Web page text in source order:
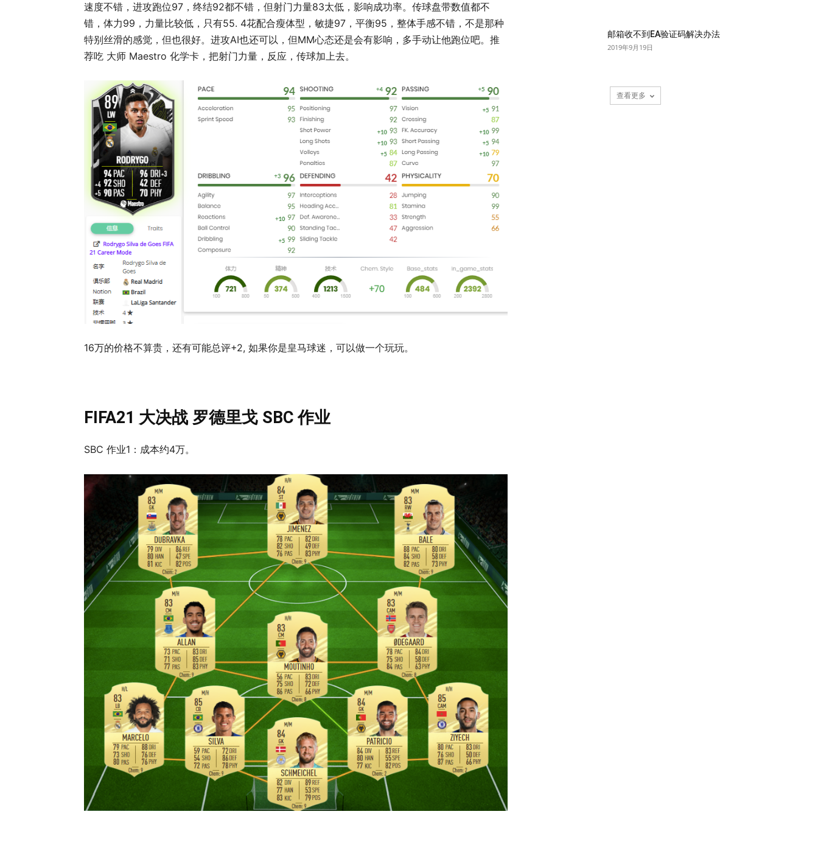
速度不错，进攻跑位97，终结92都不错，但射门力量83太低，影响成功率。传球盘带数值都不
错，体力99，力量比较低，只有55. 4花配合瘦体型，敏捷97，平衡95，整体手感不错，不是那种
特别丝滑的感觉，但也很好。进攻AI也还可以，但MM心态还是会有影响，多手动让他跑位吧。推
荐吃 大师 Maestro 化学卡，把射门力量，反应，传球加上去。
16万的价格不算贵，还有可能总评+2, 如果你是皇马球迷，可以做一个玩玩。
FIFA21 大决战 罗德里戈 SBC 作业
SBC 作业1：成本约4万。
邮箱收不到EA验证码解决办法
2019年9月19日
查看更多